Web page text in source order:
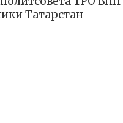
Татарстан